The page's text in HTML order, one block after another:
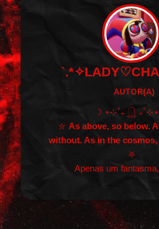
AUTOR(A)
☽ ⋆⊹˚₊ 𓉸
⛦ As above, so below.
without. As in the
⛧
Apenas um